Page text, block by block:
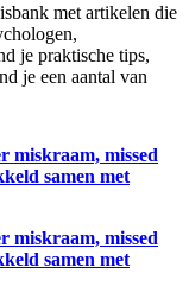
met artikelen die
je praktische tips,
je een aantal van
miskraam, missed
samen met
miskraam, missed
samen met